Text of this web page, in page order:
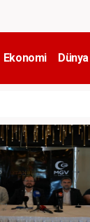
Ekonomi Dünya